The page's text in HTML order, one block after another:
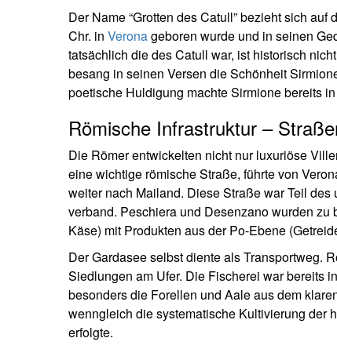
Der Name “Grotten des Catull” bezieht sich
Chr. in Veronageboren wurde und in seinen
tatsächlich die des Catull war, ist historisch
besang in seinen Versen die Schönheit
poetische Huldigung machte Sirmione bereits
Römische Infrastruktur –
Die Römer entwickelten nicht nur luxuriöse
eine wichtige römische Straße, führte von
weiter nach Mailand. Diese Straße war Teil
verband. Peschiera und Desenzano wurden
Käse) mit Produkten aus der Po-Ebene
Der Gardasee selbst diente als Transportweg.
Siedlungen am Ufer. Die Fischerei war bereits
besonders die Forellen und Aale aus dem
wenngleich die systematische Kultivierung der
erfolgte.